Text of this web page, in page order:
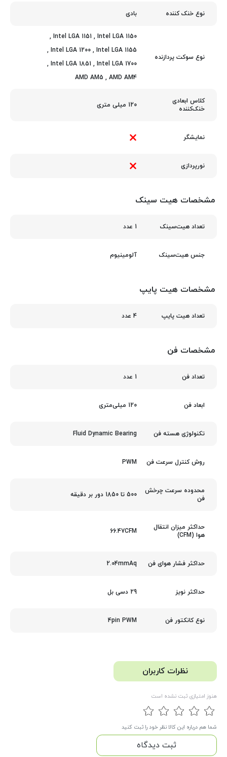
نوع خنک کننده بادی
نوع سوکت پردازنده
Intel LGA 1150
,
Intel LGA 1151
,
Intel LGA 1155
,
Intel LGA 1200
,
Intel LGA 1700
,
Intel LGA 1851
,
AMD AM4
,
AMD AM5
کلاس ابعادی
خنک‌کننده
120 میلی متری
نمایشگر
نورپردازی
مشخصات هیت سینک
تعداد هیت‌سینک 1 عدد
جنس هیت‌سینک آلومینیوم
مشخصات هیت پایپ
تعداد هیت پایپ 4 عدد
مشخصات فن
تعداد فن 1 عدد
ابعاد فن 120 میلی‌متری
تکنولوژی هسته فن Fluid Dynamic Bearing
روش کنترل سرعت فن PWM
محدوده سرعت چرخش
فن
500 تا 1850 دور بر دقیقه
حداکثر میزان انتقال
هوا (CFM)
66.47CFM
حداکثر فشار هوای فن 2.04mmAq
حداکثر نویز 29 دسی بل
نوع کانکتور فن 4pin PWM
نظرات کاربران
هنوز امتیازی ثبت نشده است
شما هم درباره این کالا نظر خود را ثبت کنید
ثبت دیدگاه